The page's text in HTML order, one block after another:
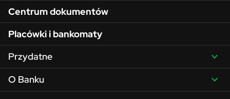
Centrum dokumentów
Placówki i bankomaty
Przydatne
O Banku